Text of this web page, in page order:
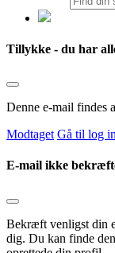
Tillykke - du har
Denne e-mail findes
Modtaget Gå til log
E-mail ikke
Bekræft venligst din
dig. Du kan finde